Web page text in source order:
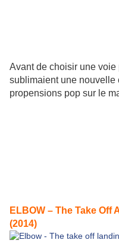
Avant de choisir une voie
sublimaient une nouvelle
propensions pop sur le
ELBOW – The Take
(2014)